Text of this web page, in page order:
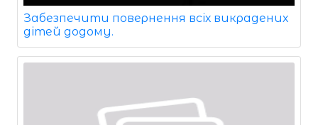
Забезпечити повернення всіх викрадених
дітей додому.